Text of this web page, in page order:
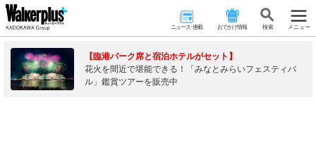
ニュース･連載 おでかけ情報 検 索 メニュー
【臨港パーク席と宿泊ホテルがセット】
花火を間近で堪能できる！「みなとみらいフェスティバ
ル」鑑賞ツアーを販売中